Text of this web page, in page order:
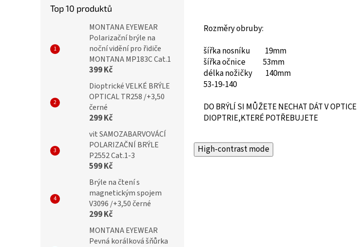
Top 10 produktů
MONTANA EYEWEAR
Polarizační brýle na
noční vidění pro řidiče
MONTANA MP183C Cat.1
399 Kč
Dioptrické VELKÉ BRÝLE
OPTICAL TR258 /+3,50
černé
299 Kč
vit SAMOZABARVOVÁCÍ
POLARIZAČNÍ BRÝLE
P2552 Cat.1-3
599 Kč
Brýle na čtení s
magnetickým spojem
V3096 /+3,50 černé
299 Kč
MONTANA EYEWEAR
Pevná korálková šňůrka
Rozměry obruby:
šířka nosníku 19mm
šířka očnice 53mm
délka nožičky 140mm
53-19-140
DO BRÝLÍ SI MŮŽETE NECHAT DÁT V OPTICE
DIOPTRIE,KTERÉ POTŘEBUJETE
High-contrast mode